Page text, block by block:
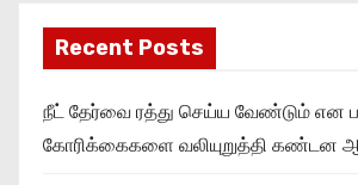
Recent Posts
நீட் தேர்வை ரத்து செய்ய வேண்டும் என
கோரிக்கைகளை வலியுறுத்தி கண்டன